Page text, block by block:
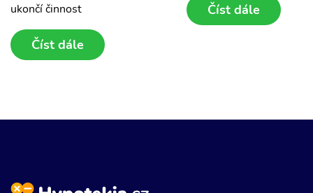
ukončí činnost
Číst dále
Číst dále